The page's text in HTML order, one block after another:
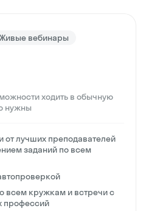
вебинары
ходить в обычную
нужны
от лучших преподавателей
заданий по всем
всем кружкам и встречи с
профессий